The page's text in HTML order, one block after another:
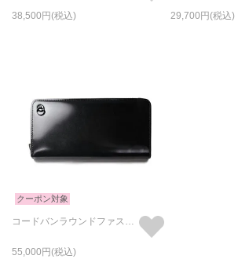
38,500 29,700
クーポン対象
55,000